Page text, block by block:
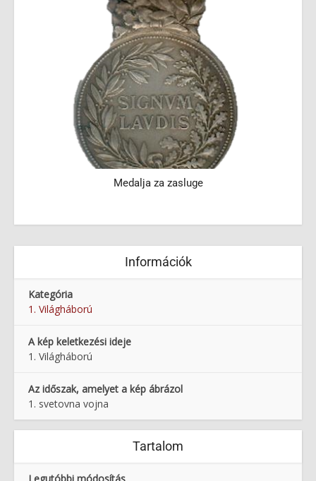
Medalja za zasluge
Információk
Kategória
1. Világháború
A kép keletkezési ideje
1. Világháború
Az időszak, amelyet a kép ábrázol
1. svetovna vojna
Tartalom